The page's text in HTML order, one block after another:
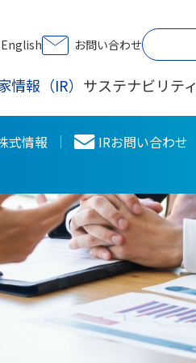
English お問い合わせ
情報（IR） サステナビリティ
式情報 IRお問い合わせ